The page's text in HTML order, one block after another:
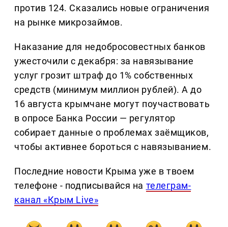
против 124. Сказались новые ограничения
на рынке микрозаймов.
Наказание для недобросовестных банков
ужесточили с декабря: за навязывание
услуг грозит штраф до 1% собственных
средств (минимум миллион рублей). А до
16 августа крымчане могут поучаствовать
в опросе Банка России — регулятор
собирает данные о проблемах заёмщиков,
чтобы активнее бороться с навязыванием.
Последние новости Крыма уже в твоем
телефоне - подписывайся на телеграм-
канал «Крым Live»